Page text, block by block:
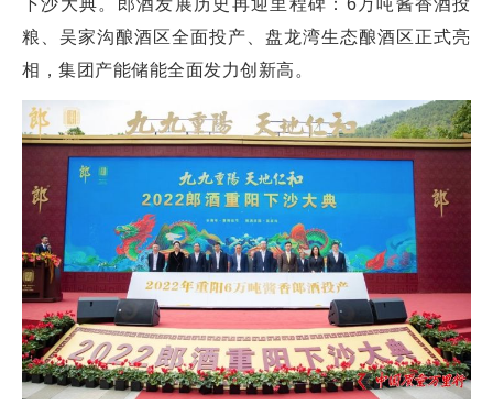
下沙大典。郎酒发展历史再迎里程碑：6万吨酱香酒投
粮、吴家沟酿酒区全面投产、盘龙湾生态酿酒区正式亮
相，集团产能储能全面发力创新高。